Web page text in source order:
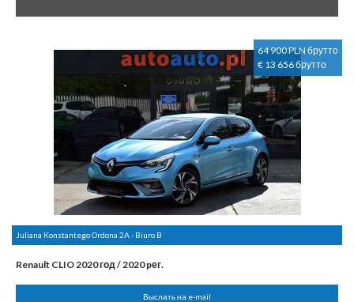
64 900 PLN брутто
€ 13 656 брутто
Juliana Konstantego Ordona 2A - Biuro B
Renault CLIO 2020 год / 2020 pег.
Выслать на e-mail